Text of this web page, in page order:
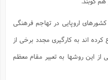
اروپایی در تهاجم فرهنگی
اند به کارگیری مجدد برخی از
این روشها به تعبیر مقام معظم